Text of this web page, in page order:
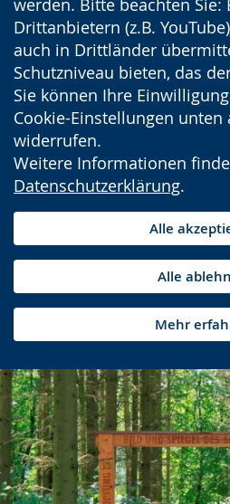
werden. Bitte beachten Sie:
Drittanbietern (z.B.
auch in Drittländer
Schutzniveau bieten, das
Sie können Ihre
Cookie-Einstellungen unten
widerrufen.
Weitere Informationen
Datenschutzerklärung.
Alle
Alle
Mehr